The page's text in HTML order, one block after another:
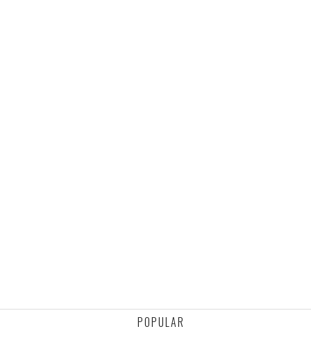
POPULAR